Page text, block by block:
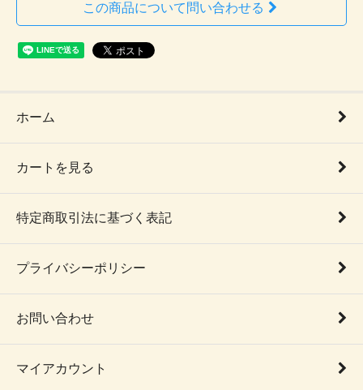
この商品について問い合わせる
ホーム
カートを見る
特定商取引法に基づく表記
プライバシーポリシー
お問い合わせ
マイアカウント